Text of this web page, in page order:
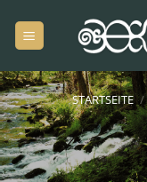
Inhalt
springen
STARTSEITE /